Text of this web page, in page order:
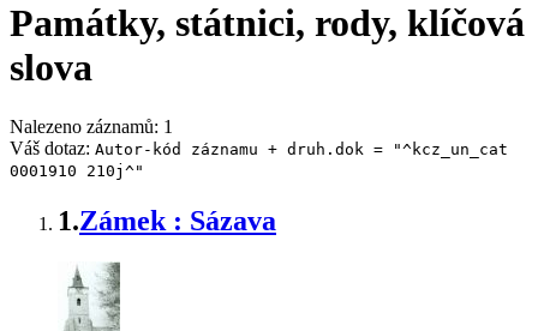
Památky, státnici, rody, klíčová
slova
Nalezeno záznamů: 1
Váš dotaz: Autor-kód záznamu + druh.dok = "^kcz_un_cat
0001910 210j^"
1.Zámek : Sázava